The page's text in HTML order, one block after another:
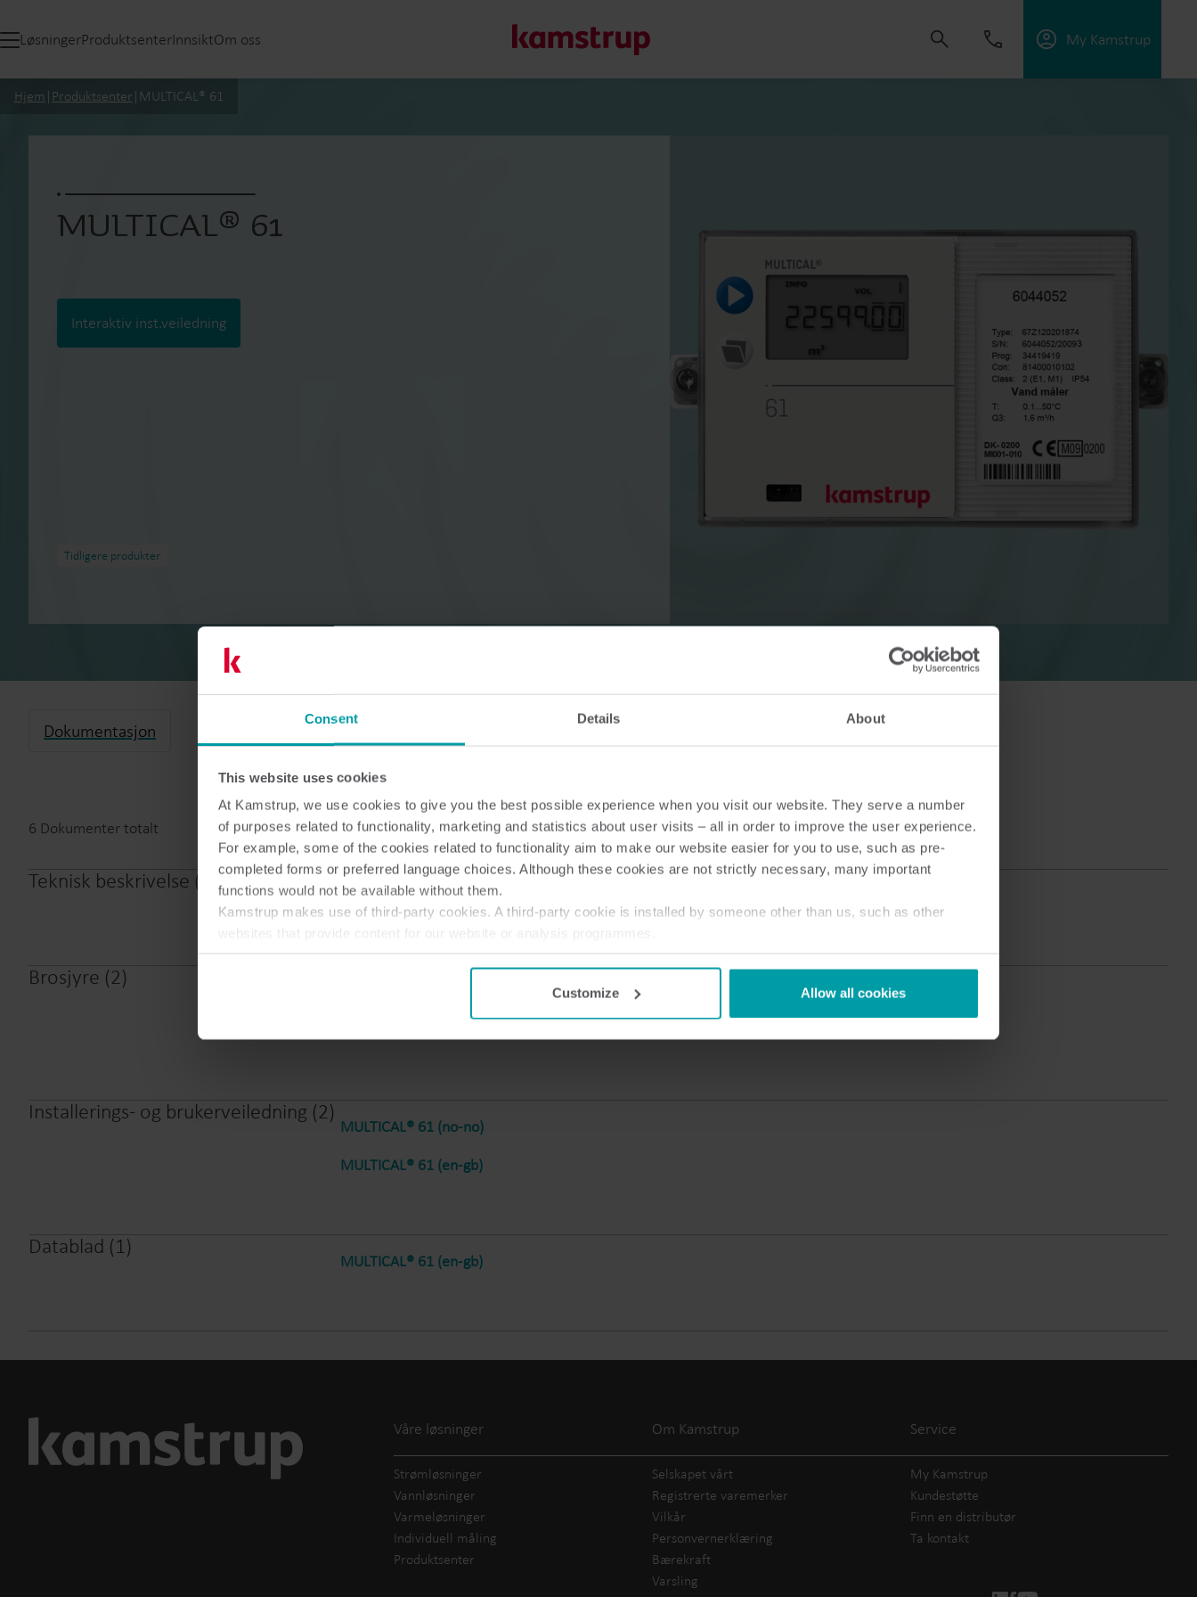
Consent Details About
This website uses cookies
At Kamstrup, we use cookies to give you the best possible experience when you visit our website. They serve a number
of purposes related to functionality, marketing and statistics about user visits – all in order to improve the user experience.
For example, some of the cookies related to functionality aim to make our website easier for you to use, such as pre-
completed forms or preferred language choices. Although these cookies are not strictly necessary, many important
functions would not be available without them.
Kamstrup makes use of third-party cookies. A third-party cookie is installed by someone other than us, such as other
You can at any time change or withdraw your consent from the Cookie Declarationhere.
Customize Allow all cookies
LøsningerProduktsenterInnsiktOm oss My Kamstrup
redusere vannsløsing, øke vannforsyningen, optimalisere energieffektiviteten og administrere
Varmeløsninger Elektriske løsninger
Løsninger for undermåling
Undermålingsløsninger for presis sporing og
effektiv ressursstyring.
Produktsenter
Finn detaljert innsikt og ressurser for alle våre
innovative løsninger i produktsenteret.
Hjem | Produktsenter | MULTICAL® 61
MULTICAL® 61
Interaktiv inst.veiledning
Tidligere produkter
Dokumentasjon
6 Dokumenter totalt
Teknisk beskrivelse (
MULTICAL® 61 (en-gb)
Brosjyre (2)
Installerings- og brukerveiledning (2)
MULTICAL® 61 (no-no)
MULTICAL® 61 (en-gb)
Datablad (1)
MULTICAL® 61 (en-gb)
Våre løsninger
Strømløsninger
Vannløsninger
Varmeløsninger
Individuell måling
Produktsenter
Om Kamstrup
Selskapet vårt
Registrerte varemerker
Vilkår
Personvernerklæring
Bærekraft
Varsling
Service
My Kamstrup
Kundestøtte
Finn en distributør
Ta kontakt